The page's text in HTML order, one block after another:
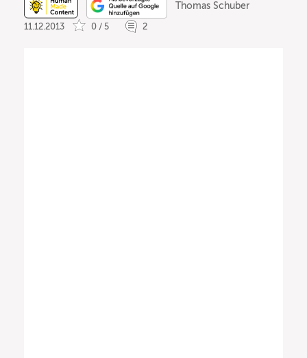
Thomas Schuber
11.12.2013 0 / 5 2